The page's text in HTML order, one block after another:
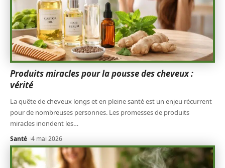
Produits miracles pour la pousse des cheveux :
vérité
La quête de cheveux longs et en pleine santé est un enjeu récurrent
pour de nombreuses personnes. Les promesses de produits
miracles inondent les…
Santé 4 mai 2026